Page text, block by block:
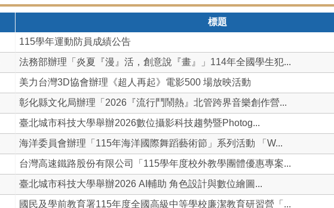
標題
115學年運動防員成績公告
法務部辦理「炎夏『漫』活，創意說『畫』」114年全國學生犯...
美力台灣3D協會辦理《超人再起》電影500 場放映活動
彰化縣文化局辦理「2026『流行鬥鬧熱』北管跨界音樂創作營...
臺北城市科技大學舉辦2026數位攝影科技趨勢暨Photog...
海洋委員會辦理「115年海洋國際舞蹈藝術節」系列活動 「W...
台灣高速鐵路股份有限公司「115學年度校外教學團體優惠專案...
臺北城市科技大學舉辦2026 AI輔助 角色設計與數位繪圖...
國民及學前教育署115年度全國高級中等學校廉潔教育研習營「...